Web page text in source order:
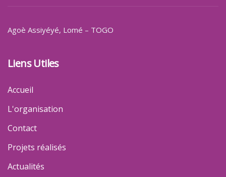
Agoè Assiyéyé, Lomé – TOGO
Liens Utiles
Accueil
L'organisation
Contact
Projets réalisés
Actualités